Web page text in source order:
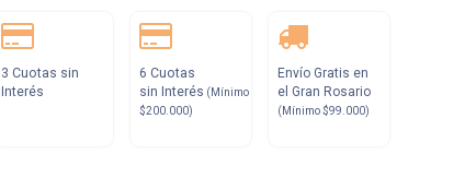
3 Cuotas sin
Interés
6 Cuotas
sin Interés (Mínimo
$200.000)
Envío Gratis en
el Gran Rosario
(Mínimo $99.000)